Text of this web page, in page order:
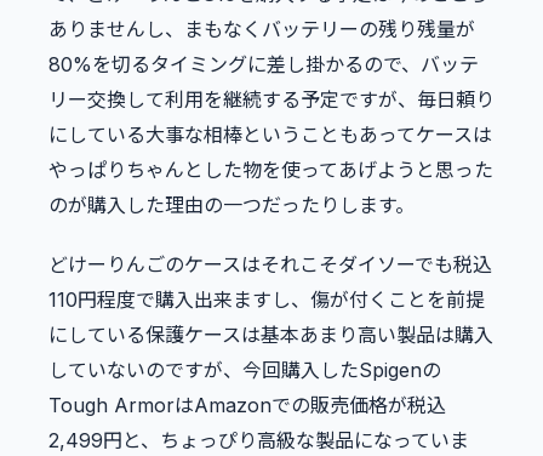
ありませんし、まもなくバッテリーの残り残量が
80%を切るタイミングに差し掛かるので、バッテ
リー交換して利用を継続する予定ですが、毎日頼り
にしている大事な相棒ということもあってケースは
やっぱりちゃんとした物を使ってあげようと思った
のが購入した理由の一つだったりします。
どけーりんごのケースはそれこそダイソーでも税込
110円程度で購入出来ますし、傷が付くことを前提
にしている保護ケースは基本あまり高い製品は購入
していないのですが、今回購入したSpigenの
Tough ArmorはAmazonでの販売価格が税込
2,499円と、ちょっぴり高級な製品になっていま